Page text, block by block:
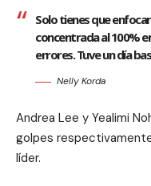
Solo tienes que
concentrada al 100%
errores. Tuve un día
Nelly Korda
Andrea Lee y Yealimi
golpes
líder.